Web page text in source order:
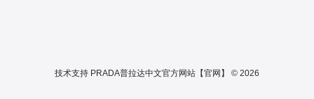
技术支持 PRADA普拉达中文官方网站【官网】 © 2026